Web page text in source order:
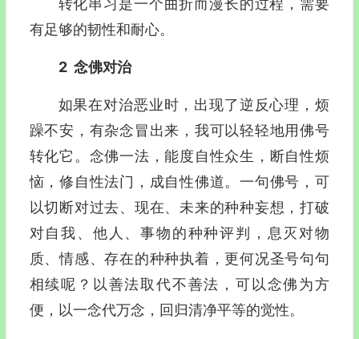
转化串习是一个曲折而漫长的过程，需要
有足够的韧性和耐心。
2 念佛对治
如果在对治恶业时，出现了逆反心理，烦
躁不安，有杂念冒出来，我可以轻轻地用佛号
转化它。念佛一法，能度自性众生，断自性烦
恼，修自性法门，成自性佛道。一句佛号，可
以切断对过去、现在、未来的种种妄想，打破
对自我、他人、事物的种种评判，息灭对物
质、情感、存在的种种执着，更何况圣号句句
相续呢？以善法取代不善法，可以念佛为方
便，以一念代万念，回归清净平等的觉性。